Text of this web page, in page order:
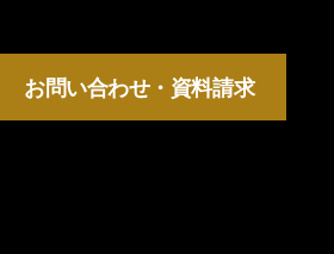
お問い合わせ・資料請求